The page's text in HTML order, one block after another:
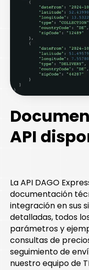
API
La API DAGO
documentación
integración en sus
detalladas, todos
parámetros y
consultas de
seguimiento de
nuestro equipo de